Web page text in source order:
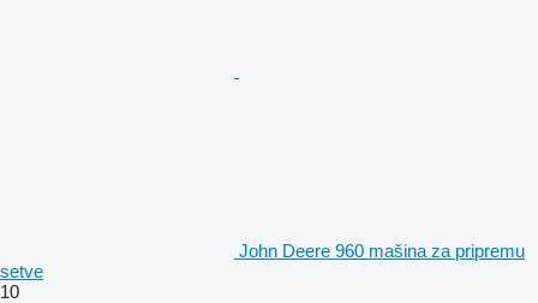
John Deere 960 mašina za pripremu
setve
10